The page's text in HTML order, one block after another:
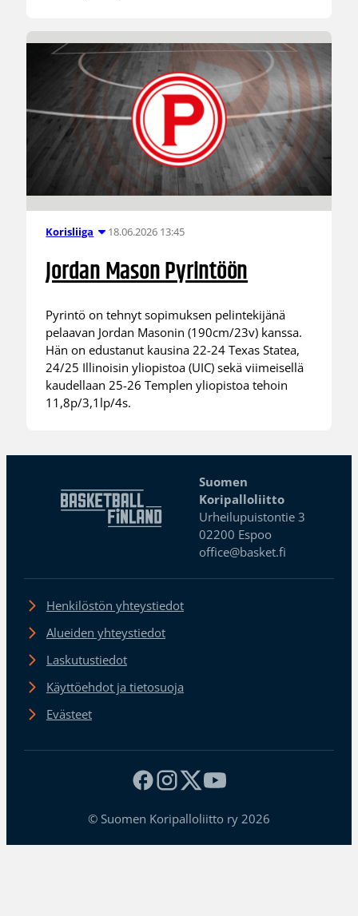
Korisliiga 18.06.2026 13:45
Jordan Mason Pyrintöön
Pyrintö on tehnyt sopimuksen pelintekijänä
pelaavan Jordan Masonin (190cm/23v) kanssa.
Hän on edustanut kausina 22-24 Texas Statea,
24/25 Illinoisin yliopistoa (UIC) sekä viimeisellä
kaudellaan 25-26 Templen yliopistoa tehoin
11,8p/3,1lp/4s.
Suomen
Koripalloliitto
Urheilupuistontie 3
02200 Espoo
office@basket.fi
Henkilöstön yhteystiedot
Alueiden yhteystiedot
Laskutustiedot
Käyttöehdot ja tietosuoja
Evästeet
© Suomen Koripalloliitto ry 2026